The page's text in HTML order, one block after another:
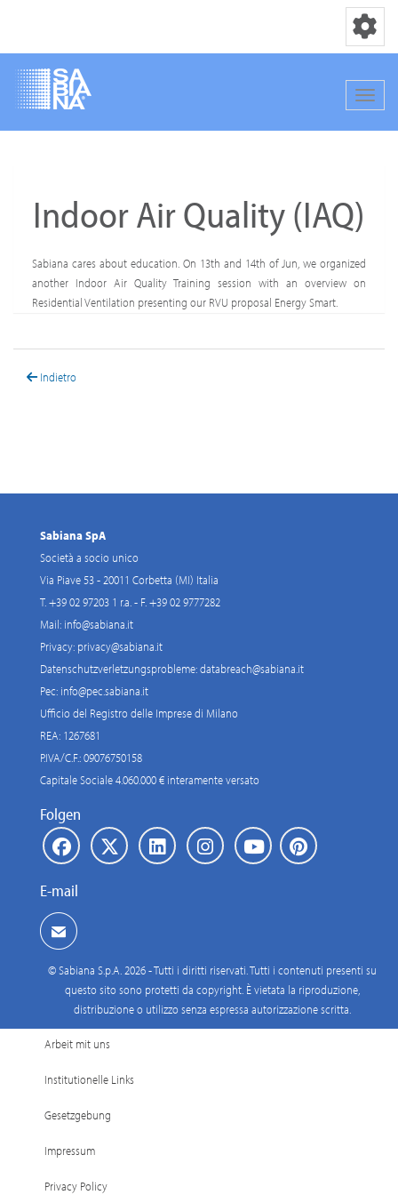
Indoor Air Quality (IAQ)
Sabiana cares about education. On 13th and 14th of Jun, we organized
another Indoor Air Quality Training session with an overview on
Residential Ventilation presenting our RVU proposal Energy Smart.
Indietro
Sabiana SpA
Società a socio unico
Via Piave 53 - 20011 Corbetta (MI) Italia
T. +39 02 97203 1 r.a. - F. +39 02 9777282
Mail: info@sabiana.it
Privacy: privacy@sabiana.it
Datenschutzverletzungsprobleme:databreach@sabiana.it
Pec: info@pec.sabiana.it
Ufficio del Registro delle Imprese di Milano
REA: 1267681
P.IVA/C.F.: 09076750158
Capitale Sociale 4.060.000 € interamente versato
Folgen
E-mail
© Sabiana S.p.A. 2026 - Tutti i diritti riservati. Tutti i contenuti presenti su
questo sito sono protetti da copyright. È vietata la riproduzione,
distribuzione o utilizzo senza espressa autorizzazione scritta.
Arbeit mit uns
Institutionelle Links
Gesetzgebung
Impressum
Privacy Policy